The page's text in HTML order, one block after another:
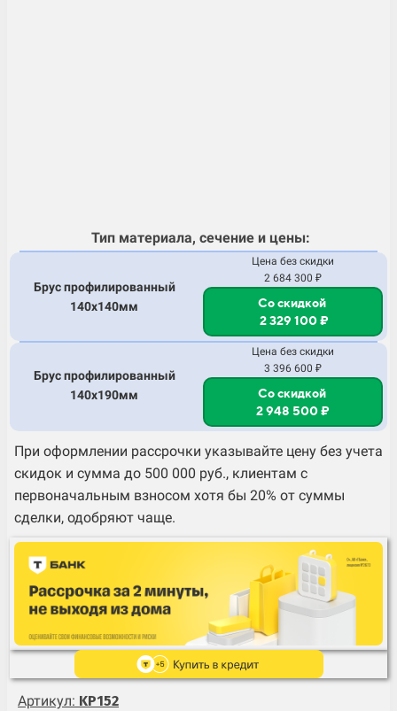
Тип материала, сечение и цены:
Брус профилированный
140х140мм
Цена без скидки
2 684 300 ₽
Со скидкой
2 329 100 ₽
Брус профилированный
140х190мм
Цена без скидки
3 396 600 ₽
Со скидкой
2 948 500 ₽
При оформлении рассрочки указывайте цену без учета
скидок и сумма до 500 000 руб., клиентам с
первоначальным взносом хотя бы 20% от суммы
сделки, одобряют чаще.
Артикул: KP152